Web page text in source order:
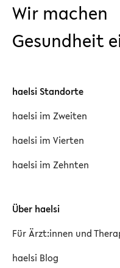
Wir machen
Gesundheit
haelsi Standorte
haelsi im Zweiten
haelsi im Vierten
haelsi im Zehnten
Über haelsi
Für Ärzt:innen und
haelsi Blog